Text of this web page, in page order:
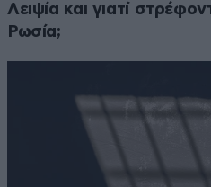
Λειψία και γιατί
Ρωσία;